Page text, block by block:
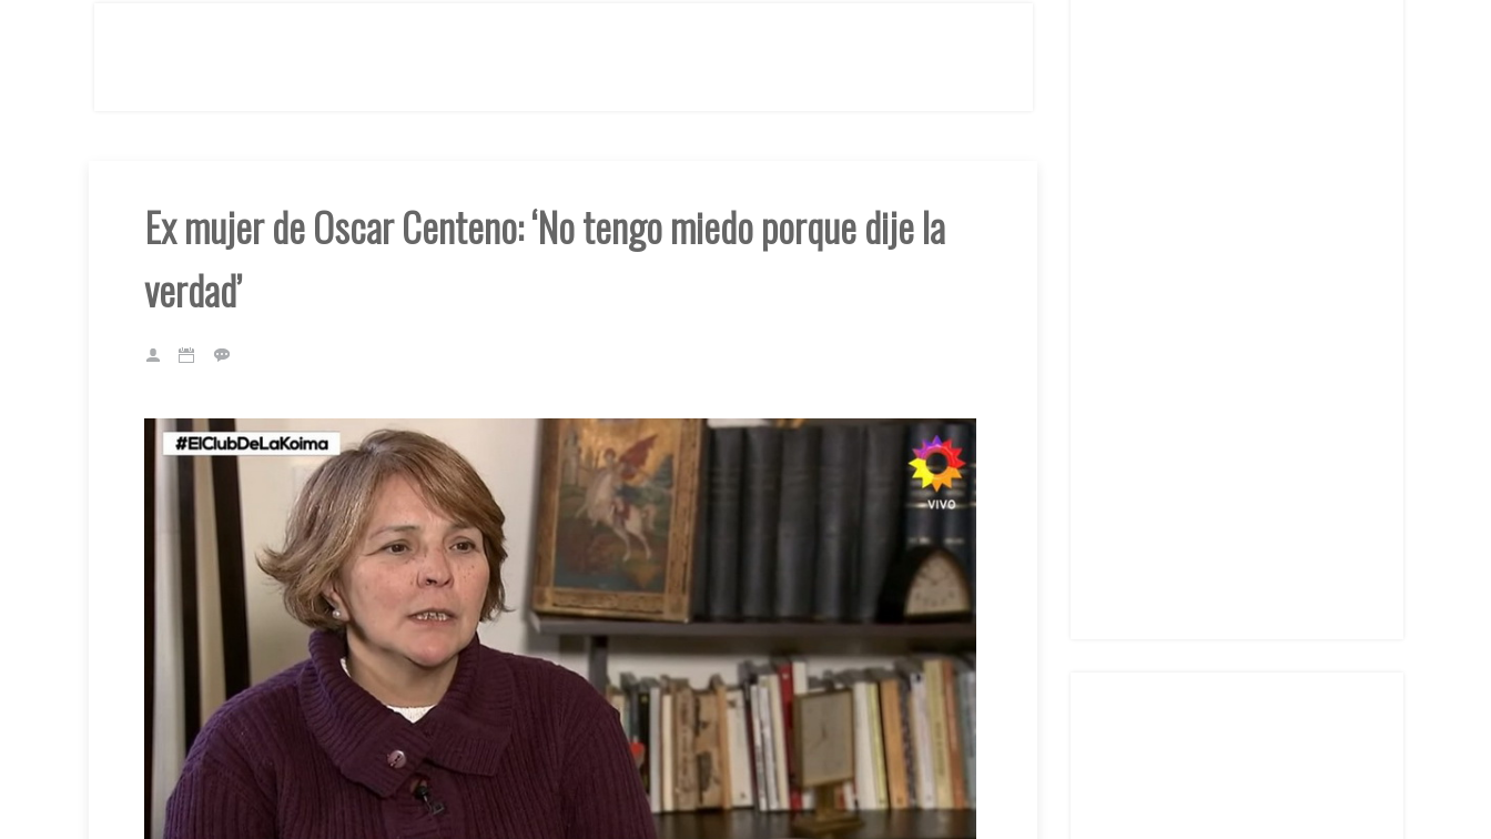
Ex mujer de Oscar Centeno: ‘No tengo miedo porque dije la
verdad’